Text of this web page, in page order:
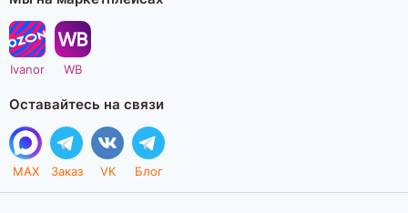
Ivanor WB
Оставайтесь на связи
MAX Заказ VK Блог